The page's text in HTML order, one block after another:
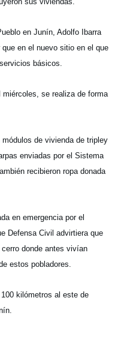
en Junín, Adolfo Ibarra
en el nuevo sitio en el que
básicos.
se realiza de forma
de vivienda de tripley
enviadas por el Sistema
recibieron ropa donada
en emergencia por el
Defensa Civil advirtiera que
donde antes vivían
estos pobladores.
kilómetros al este de